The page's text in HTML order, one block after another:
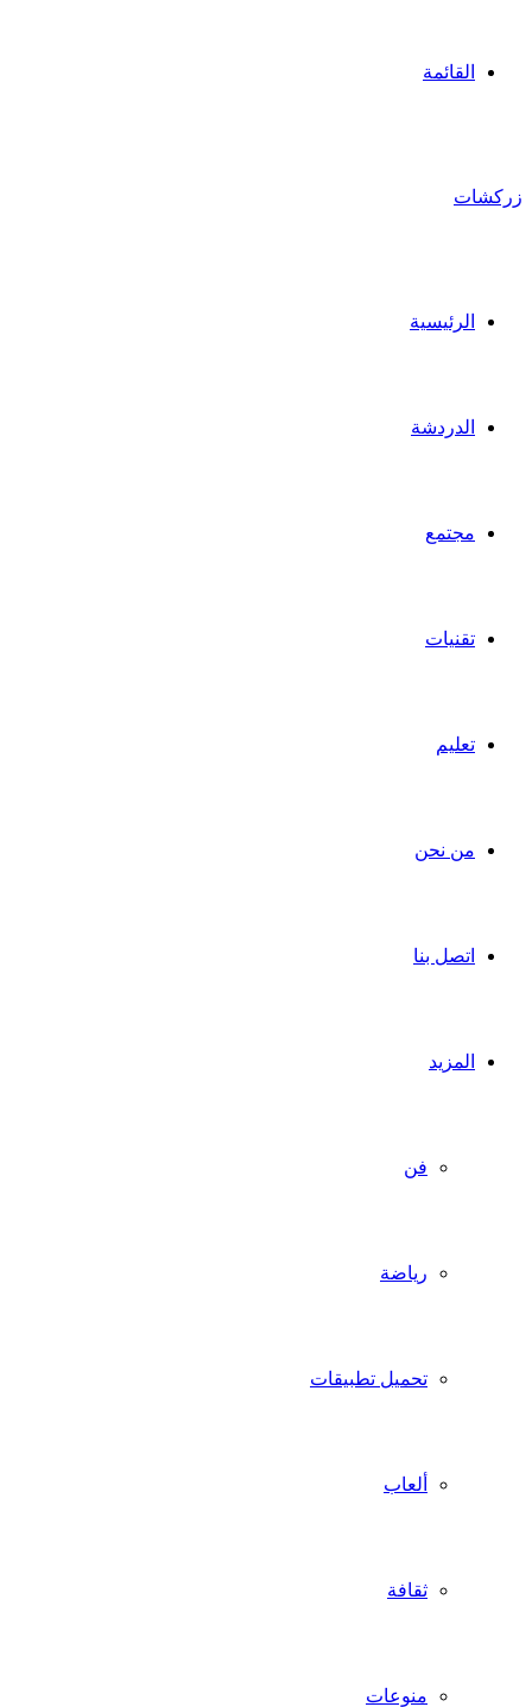
القائمة
زركشات
الرئيسية
الدردشة
مجتمع
تقنيات
تعليم
من نحن
اتصل بنا
المزيد
فن
رياضة
تحميل تطبيقات
ألعاب
ثقافة
منوعات